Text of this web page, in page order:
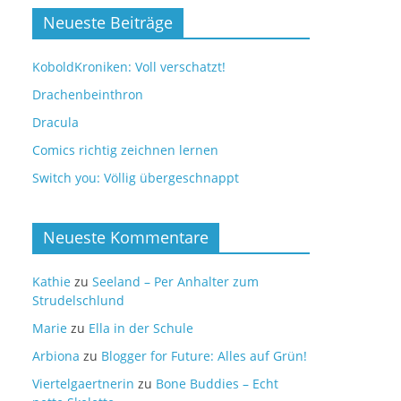
Neueste Beiträge
KoboldKroniken: Voll verschatzt!
Drachenbeinthron
Dracula
Comics richtig zeichnen lernen
Switch you: Völlig übergeschnappt
Neueste Kommentare
Kathie zu Seeland – Per Anhalter zum
Strudelschlund
Marie zu Ella in der Schule
Arbiona zu Blogger for Future: Alles auf Grün!
Viertelgaertnerin zu Bone Buddies – Echt